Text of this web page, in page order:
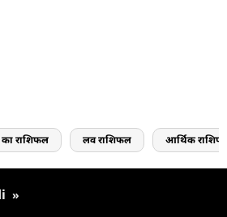
राशिफल लव राशिफल आर्थिक
»